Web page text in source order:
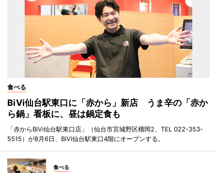
食べる
BiVi仙台駅東口に「赤から」新店 うま辛の「赤か
ら鍋」看板に、昼は鍋定食も
「赤からBiVi仙台駅東口店」（仙台市宮城野区榴岡2、TEL 022-353-
5515）が8月6日、BiVi仙台駅東口4階にオープンする。
食べる